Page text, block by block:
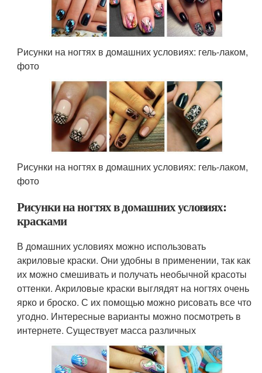
Рисунки на ногтях в домашних условиях: гель-лаком,
фото
Рисунки на ногтях в домашних условиях: гель-лаком,
фото
Рисунки на ногтях в домашних условиях:
красками
В домашних условиях можно использовать
акриловые краски. Они удобны в применении, так как
их можно смешивать и получать необычной красоты
оттенки. Акриловые краски выглядят на ногтях очень
ярко и броско. С их помощью можно рисовать все что
угодно. Интересные варианты можно посмотреть в
интернете. Существует масса различных